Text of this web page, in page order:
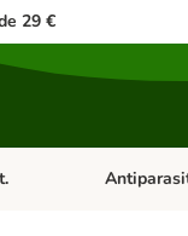
29 €
abierto: Gatos
Menú de